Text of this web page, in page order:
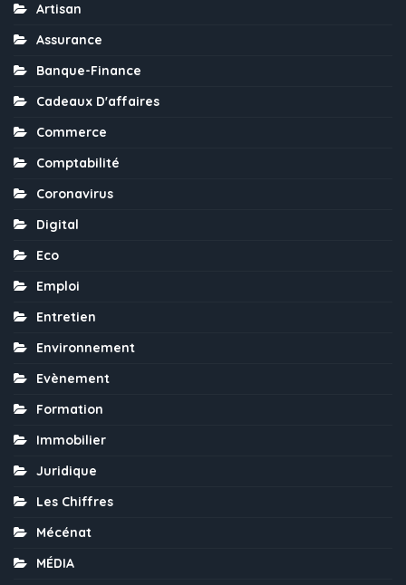
Artisan
Assurance
Banque-Finance
Cadeaux D'affaires
Commerce
Comptabilité
Coronavirus
Digital
Eco
Emploi
Entretien
Environnement
Evènement
Formation
Immobilier
Juridique
Les Chiffres
Mécénat
MÉDIA